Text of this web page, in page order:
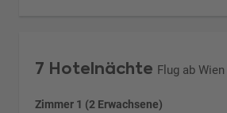
7 Hotelnächte Flug ab
Zimmer 1 (2 Erwachsene)